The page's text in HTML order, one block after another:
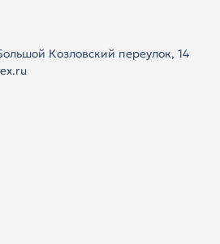
Козловский переулок, 14